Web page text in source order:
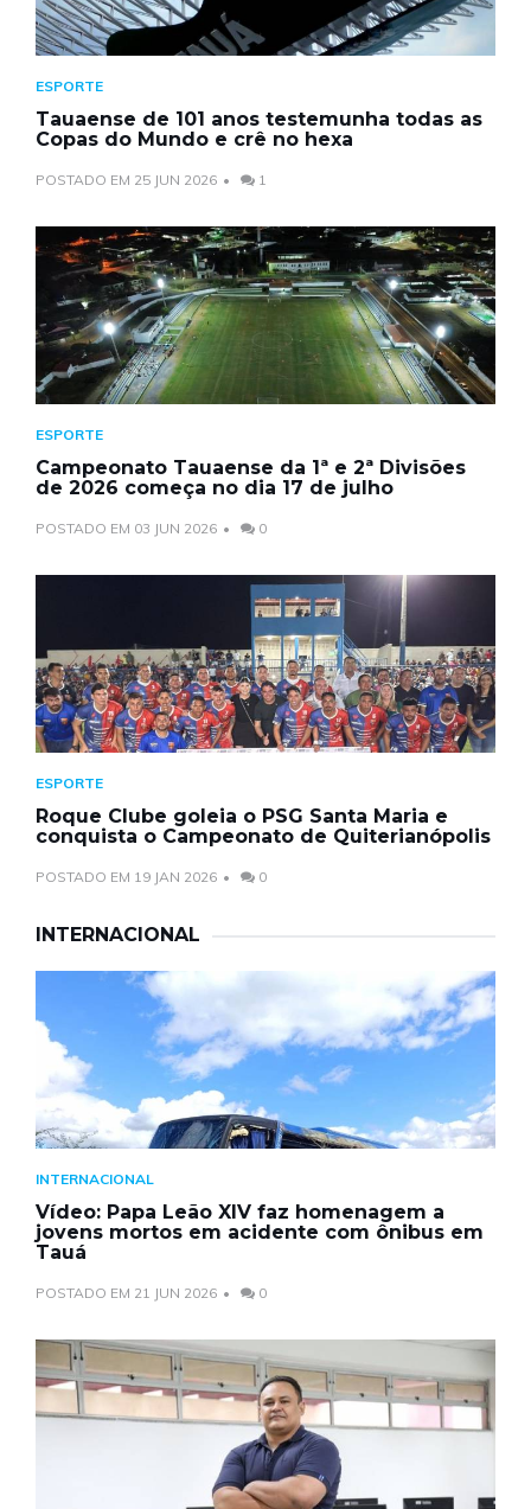
ESPORTE
Tauaense de 101 anos testemunha todas as
Copas do Mundo e crê no hexa
POSTADO EM 25 JUN 2026 1
ESPORTE
Campeonato Tauaense da 1ª e 2ª Divisões
de 2026 começa no dia 17 de julho
POSTADO EM 03 JUN 2026 0
ESPORTE
Roque Clube goleia o PSG Santa Maria e
conquista o Campeonato de Quiterianópolis
POSTADO EM 19 JAN 2026 0
INTERNACIONAL
INTERNACIONAL
Vídeo: Papa Leão XIV faz homenagem a
jovens mortos em acidente com ônibus em
Tauá
POSTADO EM 21 JUN 2026 0